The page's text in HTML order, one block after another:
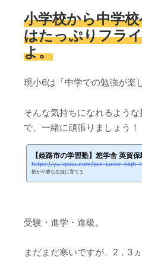
小学校から中学
はたっぷりフラ
よ。
現小6は「中学での勉強が楽
そんな気持ちになれるよう
で、一緒に頑張りましょう！
【姫路市の学習塾】悠学舎 英賀
https://yu-gaku.com/pre-junior-high-
塾が不要な生徒に育てる
受験・進学・進級。
まだまだ寒いですが、2，3